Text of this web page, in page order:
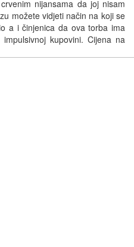
nijansama da joj nisam
možete vidjeti način na koji se
a i činjenica da ova torba ima
kupovini. Cijena na